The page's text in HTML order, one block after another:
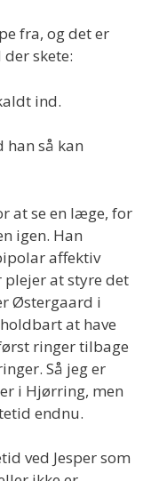
fra, og det er
skete:
ind.
han så kan
at se en læge, for
igen. Han
affektiv
plejer at styre det
Østergaard i
at have
ringer tilbage
Så jeg er
i Hjørring, men
endnu.
ved Jesper som